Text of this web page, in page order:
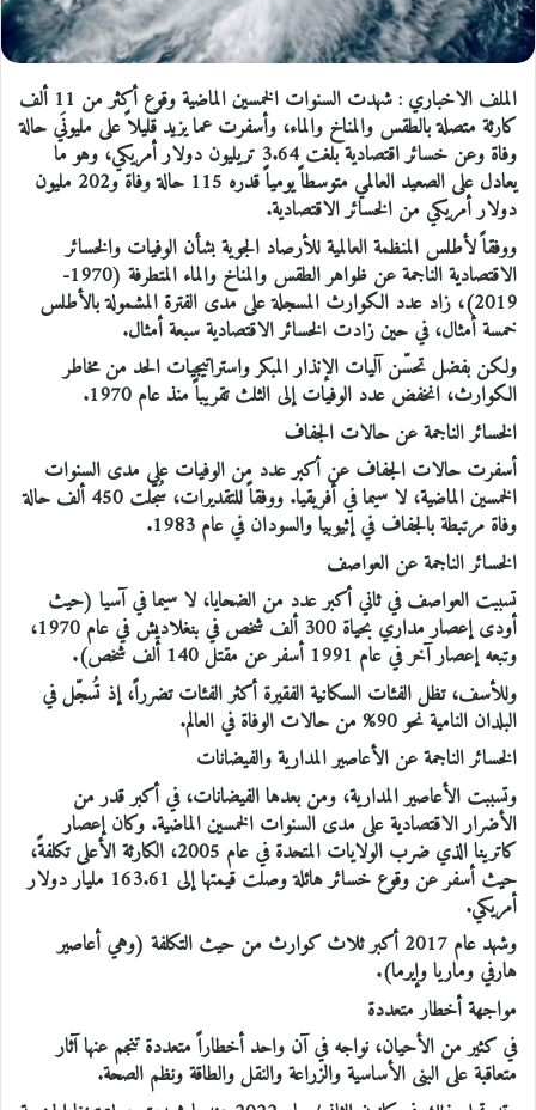
الملف الاخباري : شهدت السنوات الخمسين الماضية وقوع أكثر من 11 ألف
كارثة متصلة بالطقس والمناخ والماء، وأسفرت عما يزيد قليلاً على مليونَي حالة
وفاة وعن خسائر اقتصادية بلغت 3.64 تريليون دولار أمريكي، وهو ما
يعادل على الصعيد العالمي متوسطاً يومياً قدره 115 حالة وفاة و202 مليون
دولار أمريكي من الخسائر الاقتصادية.
ووفقاً لأطلس المنظمة العالمية للأرصاد الجوية بشأن الوفيات والخسائر
الاقتصادية الناجمة عن ظواهر الطقس والمناخ والماء المتطرفة (1970-
2019)، زاد عدد الكوارث المسجلة على مدى الفترة المشمولة بالأطلس
خمسة أمثال، في حين زادت الخسائر الاقتصادية سبعة أمثال.
ولكن بفضل تحسّن آليات الإنذار المبكر واستراتيجيات الحد من مخاطر
الكوارث، انخفض عدد الوفيات إلى الثلث تقريباً منذ عام 1970.
الخسائر الناجمة عن حالات الجفاف
أسفرت حالات الجفاف عن أكبر عدد من الوفيات على مدى السنوات
الخمسين الماضية، لا سيما في أفريقيا. ووفقاً للتقديرات، سُجّلت 450 ألف حالة
وفاة مرتبطة بالجفاف في إثيوبيا والسودان في عام 1983.
الخسائر الناجمة عن العواصف
تسببت العواصف في ثاني أكبر عدد من الضحايا، لا سيما في آسيا (حيث
أودى إعصار مداري بحياة 300 ألف شخص في بنغلاديش في عام 1970،
وتبعه إعصار آخر في عام 1991 أسفر عن مقتل 140 ألف شخص).
وللأسف، تظل الفئات السكانية الفقيرة أكثر الفئات تضرراً، إذ تُسجّل في
البلدان النامية نحو 90% من حالات الوفاة في العالم.
الخسائر الناجمة عن الأعاصير المدارية والفيضانات
وتسببت الأعاصير المدارية، ومن بعدها الفيضانات، في أكبر قدر من
الأضرار الاقتصادية على مدى السنوات الخمسين الماضية. وكان إعصار
كاترينا الذي ضرب الولايات المتحدة في عام 2005، الكارثة الأعلى تكلفةً،
حيث أسفر عن وقوع خسائر هائلة وصلت قيمتها إلى 163.61 مليار دولار
أمريكي.
وشهد عام 2017 أكبر ثلاث كوارث من حيث التكلفة (وهي أعاصير
هارفي وماريا وإيرما).
مواجهة أخطار متعددة
في كثير من الأحيان، نواجه في آن واحد أخطاراً متعددة تنجم عنها آثار
متعاقبة على البنى الأساسية والزراعة والنقل والطاقة ونظم الصحة.